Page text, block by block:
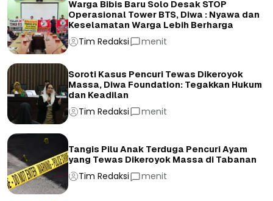
Warga Bibis Baru Solo Desak STOP
Operasional Tower BTS, Diwa : Nyawa dan
Keselamatan Warga Lebih Berharga
Tim Redaksi menit
Soroti Kasus Pencuri Tewas Dikeroyok
Massa, Diwa Foundation: Tegakkan Hukum
dan Keadilan
Tim Redaksi menit
Tangis Pilu Anak Terduga Pencuri Ayam
yang Tewas Dikeroyok Massa di Tabanan
Tim Redaksi menit